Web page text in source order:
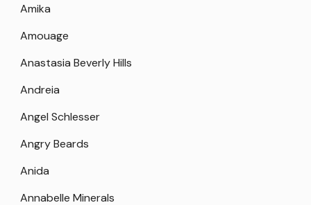
Amika
Amouage
Anastasia Beverly Hills
Andreia
Angel Schlesser
Angry Beards
Anida
Annabelle Minerals